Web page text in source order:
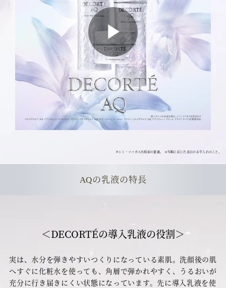
※シミ・ソバカス出現前の憂慮。 ＊年齢に応じた美白のお手入れのこと。
P
l
a
V
AQの乳液の特長
＜DECORTÉの導入乳液の役割＞
実は、水分を弾きやすいつくりになっている素肌。洗顔後の肌
へすぐに化粧水を使っても、角層で弾かれやすく、うるおいが
充分に行き届きにくい状態になっています。先に導入乳液を使